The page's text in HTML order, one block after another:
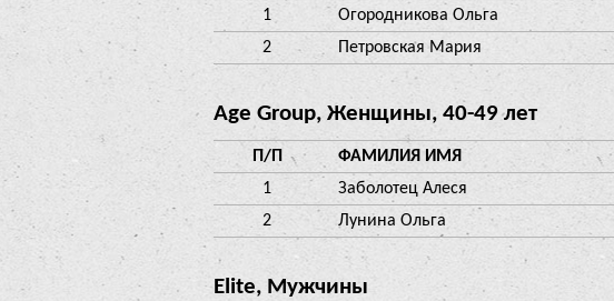
1
Огородникова Ольга
2
Петровская Мария
Age Group, Женщины, 40-49 лет
П/П
ФАМИЛИЯ ИМЯ
1
Заболотец Алеся
2
Лунина Ольга
Elite, Мужчины